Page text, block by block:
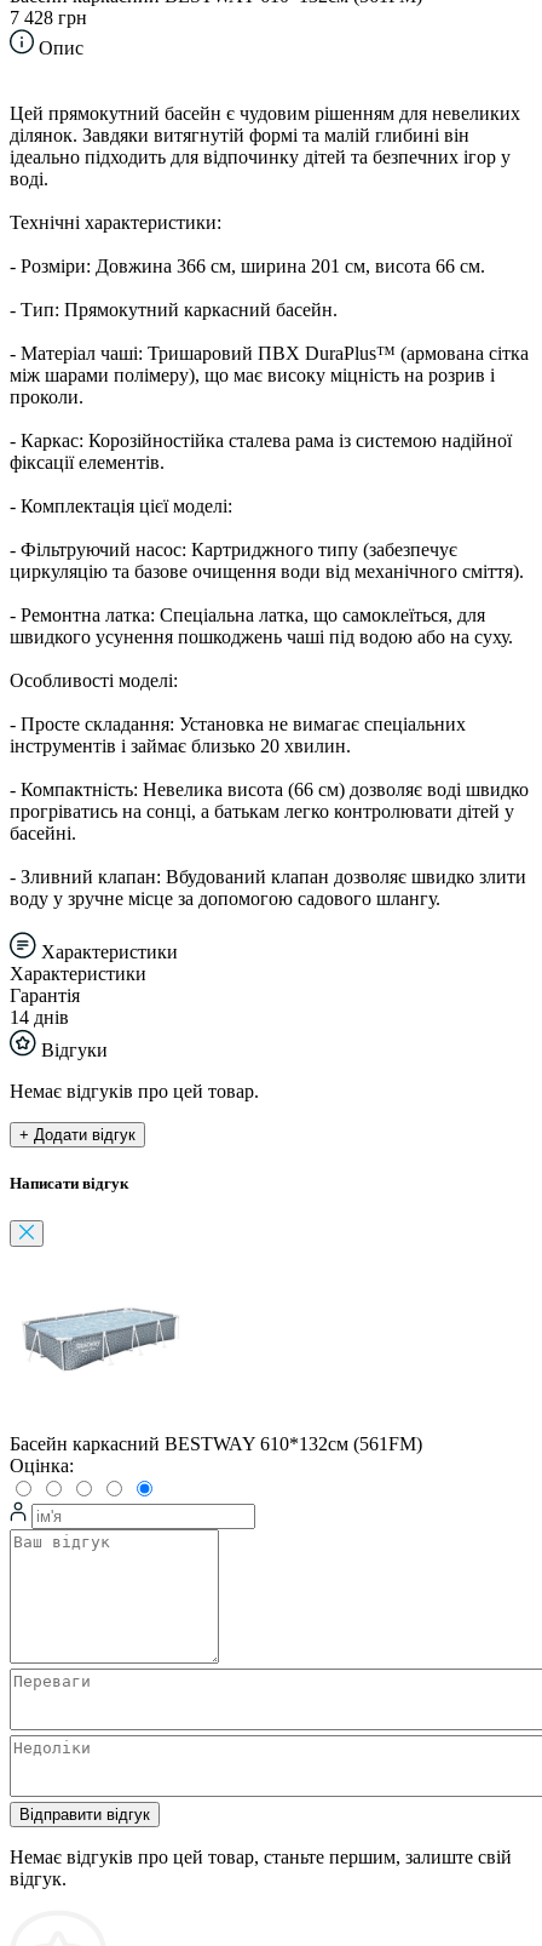
7 428 грн
Опис
Цей прямокутний басейн є чудовим рішенням для невеликих
ділянок. Завдяки витягнутій формі та малій глибині він
ідеально підходить для відпочинку дітей та безпечних ігор у
воді.
Технічні характеристики:
- Розміри: Довжина 366 см, ширина 201 см, висота 66 см.
- Тип: Прямокутний каркасний басейн.
- Матеріал чаші: Тришаровий ПВХ DuraPlus™ (армована сітка
між шарами полімеру), що має високу міцність на розрив і
проколи.
- Каркас: Корозійностійка сталева рама із системою надійної
фіксації елементів.
- Комплектація цієї моделі:
- Фільтруючий насос: Картриджного типу (забезпечує
циркуляцію та базове очищення води від механічного сміття).
- Ремонтна латка: Спеціальна латка, що самоклеїться, для
швидкого усунення пошкоджень чаші під водою або на суху.
Особливості моделі:
- Просте складання: Установка не вимагає спеціальних
інструментів і займає близько 20 хвилин.
- Компактність: Невелика висота (66 см) дозволяє воді швидко
прогріватись на сонці, а батькам легко контролювати дітей у
басейні.
- Зливний клапан: Вбудований клапан дозволяє швидко злити
воду у зручне місце за допомогою садового шлангу.
Характеристики
Характеристики
Гарантія
14 днів
Відгуки
Немає відгуків про цей товар.
+ Додати відгук
Написати відгук
Басейн каркасний BESTWAY 610*132см (561FM)
Оцінка:
Відправити відгук
Немає відгуків про цей товар, станьте першим, залиште свій
відгук.